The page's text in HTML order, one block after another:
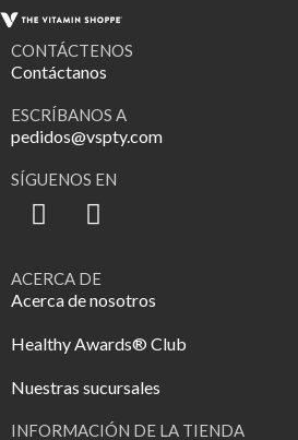
CONTÁCTENOS
Contáctanos
ESCRÍBANOS A
pedidos@vspty.com
SÍGUENOS EN
ACERCA DE
Acerca de nosotros
Healthy Awards® Club
Nuestras sucursales
INFORMACIÓN DE LA TIENDA